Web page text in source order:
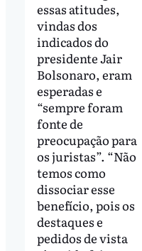
essas atitudes,
vindas dos
indicados do
presidente Jair
Bolsonaro, eram
esperadas e
“sempre foram
fonte de
preocupação para
os juristas”. “Não
temos como
dissociar esse
benefício, pois os
destaques e
pedidos de vista